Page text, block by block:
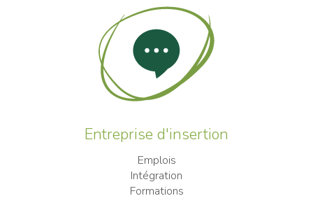
Entreprise d'insertion
Emplois
Intégration
Formations